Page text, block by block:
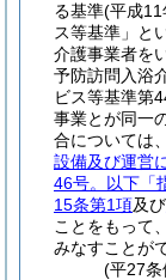
る基準(平成11
ス等基準」と
介護事業者を
予防訪問入浴
ビス等基準第
事業とが同一
合については、
設備及び運営
46号。以下「
15条第1項及び
ことをもって、
みなすことが
(平27条